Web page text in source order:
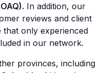
In addition, our
reviews and client
only experienced
in our network.
provinces, including